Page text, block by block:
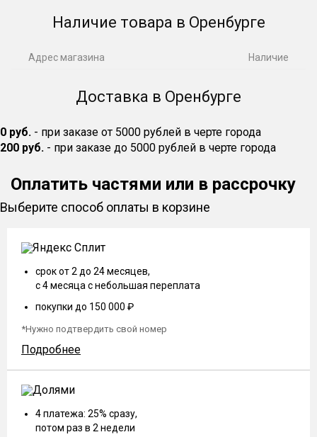
Наличие товара в Оренбурге
Адрес магазина Наличие
Доставка в Оренбурге
0 руб. - при заказе от 5000 рублей в черте города
200 руб. - при заказе до 5000 рублей в черте города
Оплатить частями или в рассрочку
Выберите способ оплаты в корзине
срок от 2 до 24 месяцев,
с 4 месяца с небольшая переплата
покупки до 150 000 ₽
*Нужно подтвердить свой номер
Подробнее
4 платежа: 25% сразу,
потом раз в 2 недели